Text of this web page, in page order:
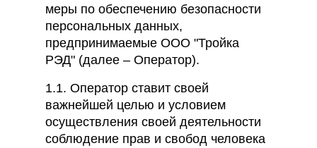
меры по обеспечению безопасности
персональных данных,
предпринимаемые ООО "Тройка
РЭД" (далее – Оператор).
1.1. Оператор ставит своей
важнейшей целью и условием
осуществления своей деятельности
соблюдение прав и свобод человека